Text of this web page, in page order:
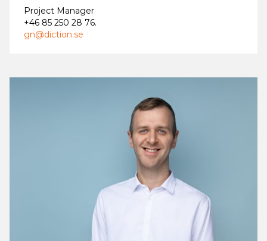
Project Manager
+46 85 250 28 76 .
gn@diction.se